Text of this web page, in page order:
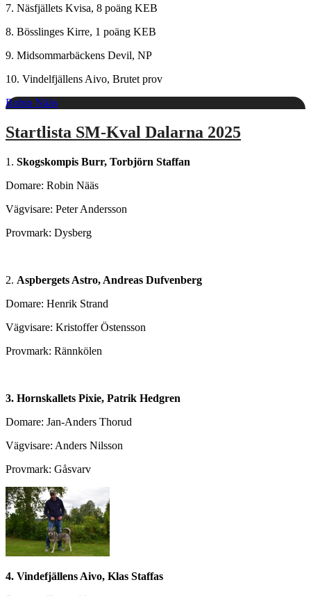
7. Näsfjällets Kvisa, 8 poäng KEB
8. Bösslinges Kirre, 1 poäng KEB
9. Midsommarbäckens Devil, NP
10. Vindelfjällens Aivo, Brutet prov
Robin Nääs
Startlista SM-Kval Dalarna 2025
1. Skogskompis Burr, Torbjörn Staffan
Domare: Robin Nääs
Vägvisare: Peter Andersson
Provmark: Dysberg
2. Aspbergets Astro, Andreas Dufvenberg
Domare: Henrik Strand
Vägvisare: Kristoffer Östensson
Provmark: Rännkölen
3. Hornskallets Pixie, Patrik Hedgren
Domare: Jan-Anders Thorud
Vägvisare: Anders Nilsson
Provmark: Gåsvarv
4. Vindefjällens Aivo, Klas Staffas